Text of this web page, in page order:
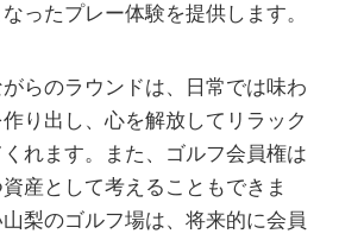
ったプレー体験を提供します。
らのラウンドは、日常では味わ
り出し、心を解放してリラック
れます。また、ゴルフ会員権は
産として考えることもできま
梨のゴルフ場は、将来的に会員